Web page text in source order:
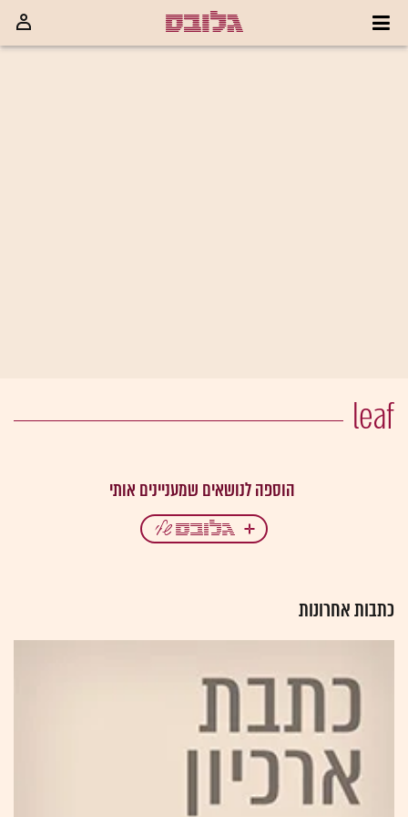
leaf
כתבות אחרונות